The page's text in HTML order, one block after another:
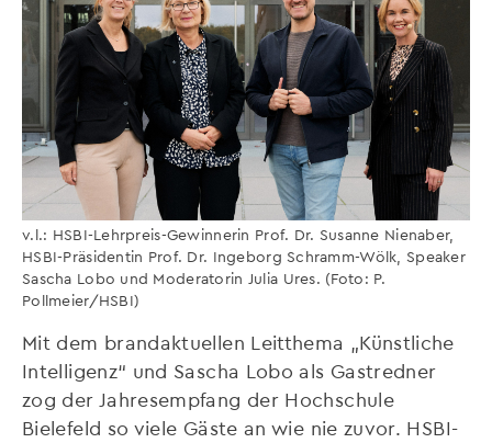
v.l.: HSBI-Lehrpreis-Gewinnerin Prof. Dr. Susanne Nienaber,
HSBI-Präsidentin Prof. Dr. Ingeborg Schramm-Wölk, Speaker
Sascha Lobo und Moderatorin Julia Ures. (Foto: P.
Pollmeier/HSBI)
Mit dem brandaktuellen Leitthema „Künstliche
Intelligenz“ und Sascha Lobo als Gastredner
zog der Jahresempfang der Hochschule
Bielefeld so viele Gäste an wie nie zuvor. HSBI-